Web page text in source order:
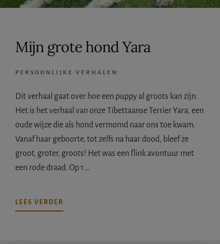
Mijn grote hond Yara
PERSOONLIJKE VERHALEN
Dit verhaal gaat over hoe een puppy al groots kan zijn.
Het is het verhaal van onze Tibettaanse Terrier Yara, een
oude wijze die als hond vermomd naar ons toe kwam.
Vanaf haar geboorte, tot zelfs na haar dood, bleef ze
groot, groter, groots! Het was een flink avontuur met
een rode draad. Op 1 …
LEES VERDER
GROTE